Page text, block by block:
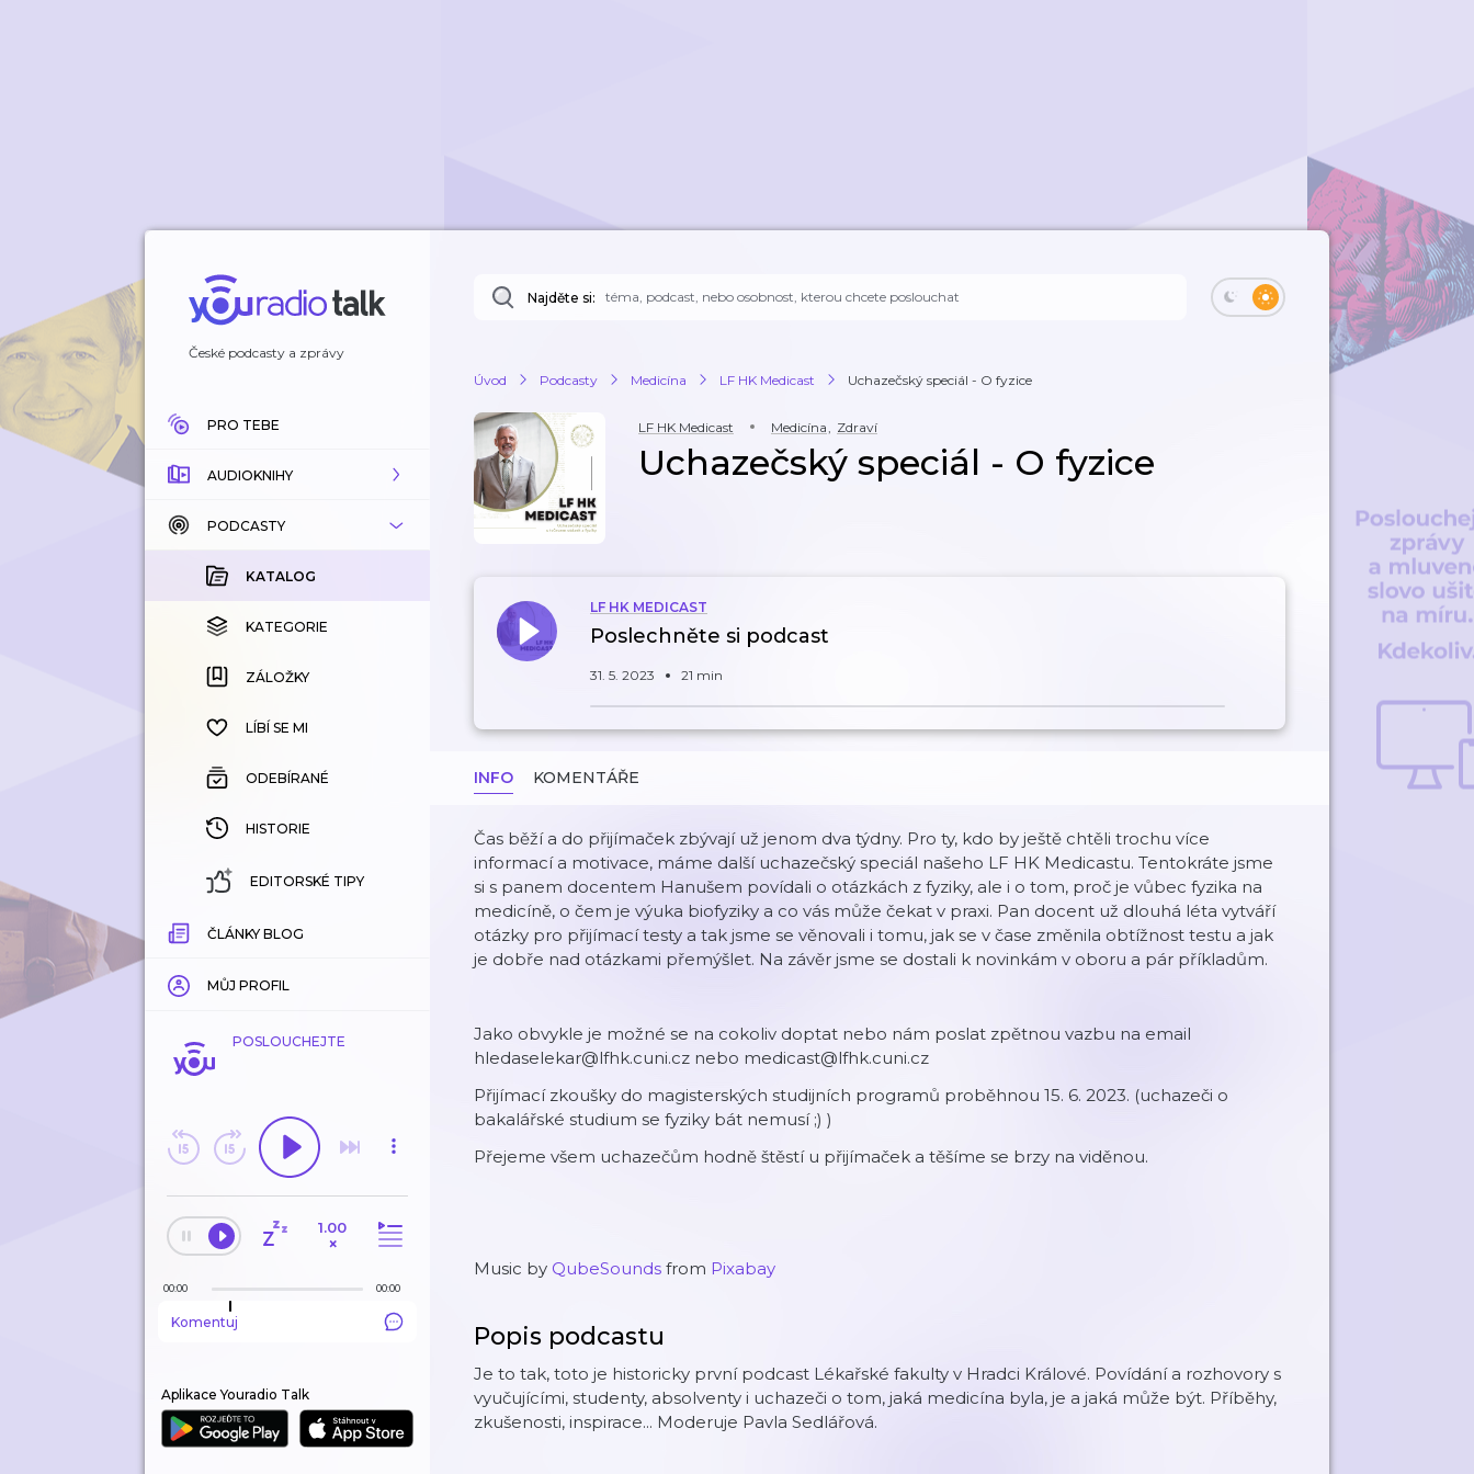
České podcasty a zprávy
PRO TEBE
AUDIOKNIHY
KATALOG
KOUPENÉ
KATEGORIE
ZÁLOŽKY
HISTORIE
PODCASTY
KATALOG
KATEGORIE
ZÁLOŽKY
LÍBÍ SE MI
ODEBÍRANÉ
HISTORIE
EDITORSKÉ TIPY
ČLÁNKY BLOG
MŮJ PROFIL
POSLOUCHEJTE
1.00
×
00:00 00:00
Komentuj
Aplikace Youradio Talk
Najděte si:
Úvod Podcasty Medicína LF HK Medicast Uchazečský speciál - O fyzice
LF HK Medicast Medicína, Zdraví
Uchazečský speciál - O fyzice
LF HK MEDICAST
Poslechněte si podcast
31. 5. 2023 21 min
INFO KOMENTÁŘE
Čas běží a do přijímaček zbývají už jenom dva týdny. Pro ty, kdo by ještě chtěli trochu více
informací a motivace, máme další uchazečský speciál našeho LF HK Medicastu. Tentokráte jsme
si s panem docentem Hanušem povídali o otázkách z fyziky, ale i o tom, proč je vůbec fyzika na
medicíně, o čem je výuka biofyziky a co vás může čekat v praxi. Pan docent už dlouhá léta vytváří
otázky pro přijímací testy a tak jsme se věnovali i tomu, jak se v čase změnila obtížnost testu a jak
je dobře nad otázkami přemýšlet. Na závěr jsme se dostali k novinkám v oboru a pár příkladům.
Jako obvykle je možné se na cokoliv doptat nebo nám poslat zpětnou vazbu na email
hledaselekar@lfhk.cuni.cz nebo medicast@lfhk.cuni.cz
Přijímací zkoušky do magisterských studijních programů proběhnou 15. 6. 2023. (uchazeči o
bakalářské studium se fyziky bát nemusí ;) )
Přejeme všem uchazečům hodně štěstí u přijímaček a těšíme se brzy na viděnou.
Music by QubeSounds from Pixabay
Popis podcastu
Je to tak, toto je historicky první podcast Lékařské fakulty v Hradci Králové. Povídání a rozhovory s
vyučujícími, studenty, absolventy i uchazeči o tom, jaká medicína byla, je a jaká může být. Příběhy,
zkušenosti, inspirace... Moderuje Pavla Sedlářová.